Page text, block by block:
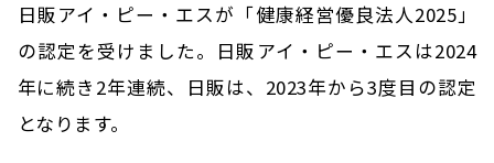
日販アイ・ピー・エスが「健康経営優良法人2025」
の認定を受けました。日販アイ・ピー・エスは2024
年に続き2年連続、日販は、2023年から3度目の認定
となります。